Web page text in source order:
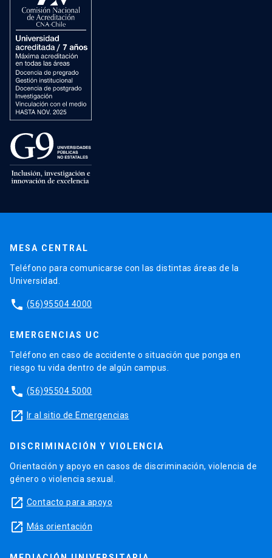
MESA CENTRAL
Teléfono para comunicarse con las distintas áreas de la
Universidad.
phone (56)95504 4000
EMERGENCIAS UC
Teléfono en caso de accidente o situación que ponga en
riesgo tu vida dentro de algún campus.
phone (56)95504 5000
launch Ir al sitio de Emergencias
DISCRIMINACIÓN Y VIOLENCIA
Orientación y apoyo en casos de discriminación, violencia de
género o violencia sexual.
launch Contacto para apoyo
launch Más orientación